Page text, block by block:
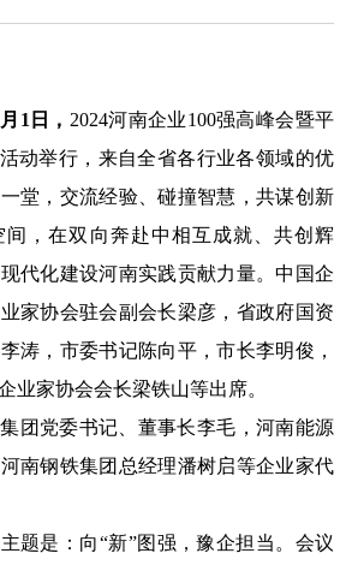
1日， 2024河南企业100强高峰会暨平
动举行，来自全省各行业各领域的优
堂，交流经验、碰撞智慧，共谋创新
间，在双向奔赴中相互成就、共创辉
代化建设河南实践贡献力量。中国企
家协会驻会副会长梁彦，省政府国资
涛，市委书记陈向平，市长李明俊，
业家协会会长梁铁山等出席。
团党委书记、董事长李毛，河南能源
南钢铁集团总经理潘树启等企业家代
题是：向“新”图强，豫企担当。会议